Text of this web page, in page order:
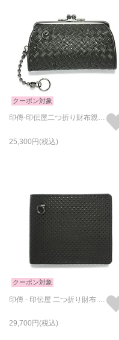
クーポン対象
印傳-印伝屋二つ折り財布親子がま口財布無響柄
25,300
クーポン対象
29,700